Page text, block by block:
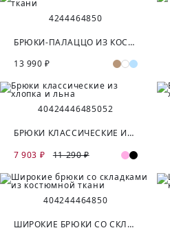
4244464850
БРЮКИ-ПАЛАЦЦО ИЗ КОСТЮМНОЙ ТКАНИ
13 990 ₽
40424446485052
БРЮКИ КЛАССИЧЕСКИЕ ИЗ ХЛОПКА И ЛЬНА
7 903 ₽
11 290 ₽
404244464850
ШИРОКИЕ БРЮКИ СО СКЛАДКАМИ ИЗ КОСТЮМНОЙ ТКАНИ